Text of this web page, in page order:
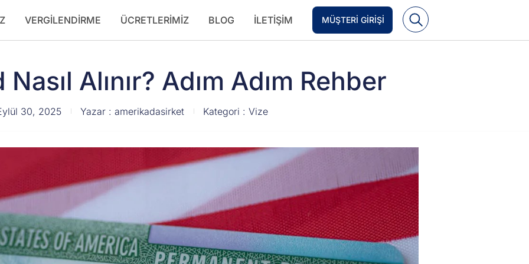
VERGILENDIRME ÜCRETLERIMIZ BLOG İLETIŞIM MÜŞTERI GIRIŞI
Alınır? Adım Adım Rehber
30, 2025 Yazar : amerikadasirket Kategori : Vize